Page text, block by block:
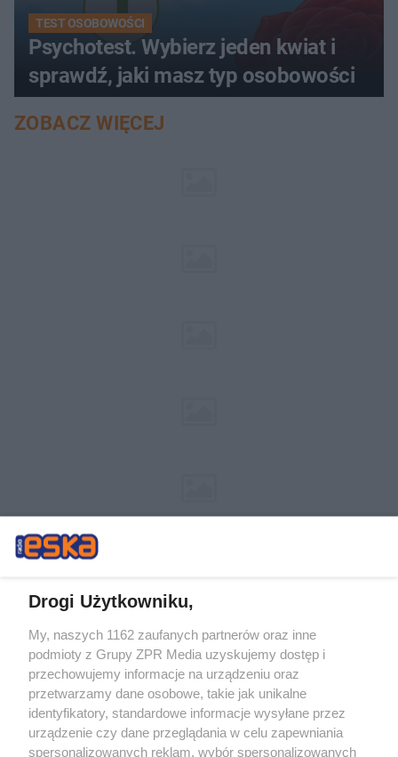
TEST OSOBOWOŚCI
Psychotest. Wybierz jeden kwiat i
sprawdź, jaki masz typ osobowości
ZOBACZ WIĘCEJ
Żaden utwór zamieszczony w serwisie nie może być powielany i
rozpowszechniany lub dalej rozpowszechniany w jakikolwiek sposób (w
tym także elektroniczny lub mechaniczny) na jakimkolwiek polu
eksploatacji w jakiejkolwiek formie, włącznie z umieszczaniem w Internecie
bez pisemnej zgody właściciela praw. Jakiekolwiek użycie lub
wykorzystanie utworów w całości lub w części z naruszeniem prawa, tzn.
bez właściwej zgody, jest zabronione pod groźbą kary i może być ścigane
prawnie.
Drogi Użytkowniku,
My, naszych 1162 zaufanych partnerów oraz inne
podmioty z Grupy ZPR Media uzyskujemy dostęp i
przechowujemy informacje na urządzeniu oraz
przetwarzamy dane osobowe, takie jak unikalne
identyfikatory, standardowe informacje wysyłane przez
urządzenie czy dane przeglądania w celu zapewniania
spersonalizowanych reklam, wybór spersonalizowanych